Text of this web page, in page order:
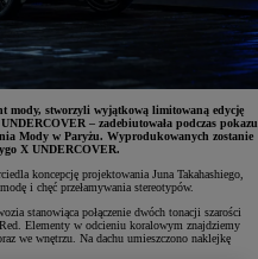
stworzyli wyjątkową limitowaną edycję
– zadebiutowała podczas pokazu
Mody w Paryżu. Wyprodukowanych zostanie
X UNDERCOVER.
koncepcję projektowania Juna Takahashiego,
i chęć przełamywania stereotypów.
stanowiąca połączenie dwóch tonacji szarości
Elementy w odcieniu koralowym znajdziemy
we wnętrzu. Na dachu umieszczono naklejkę